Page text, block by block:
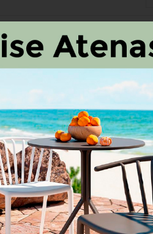
4 PIEDS